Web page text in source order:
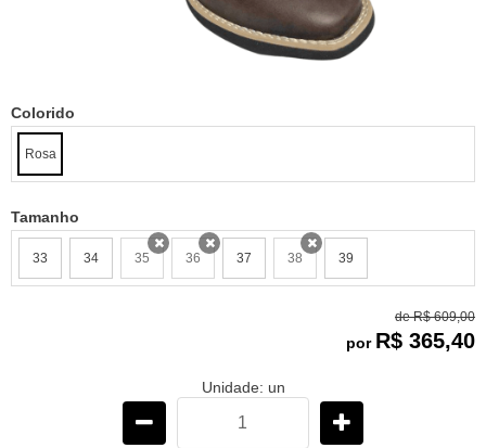
Colorido
Rosa
Tamanho
33 34 35x 36x 37 38x 39
de R$ 609,00
por R$ 365,40
Unidade: un